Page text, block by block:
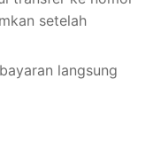
setelah
langsung